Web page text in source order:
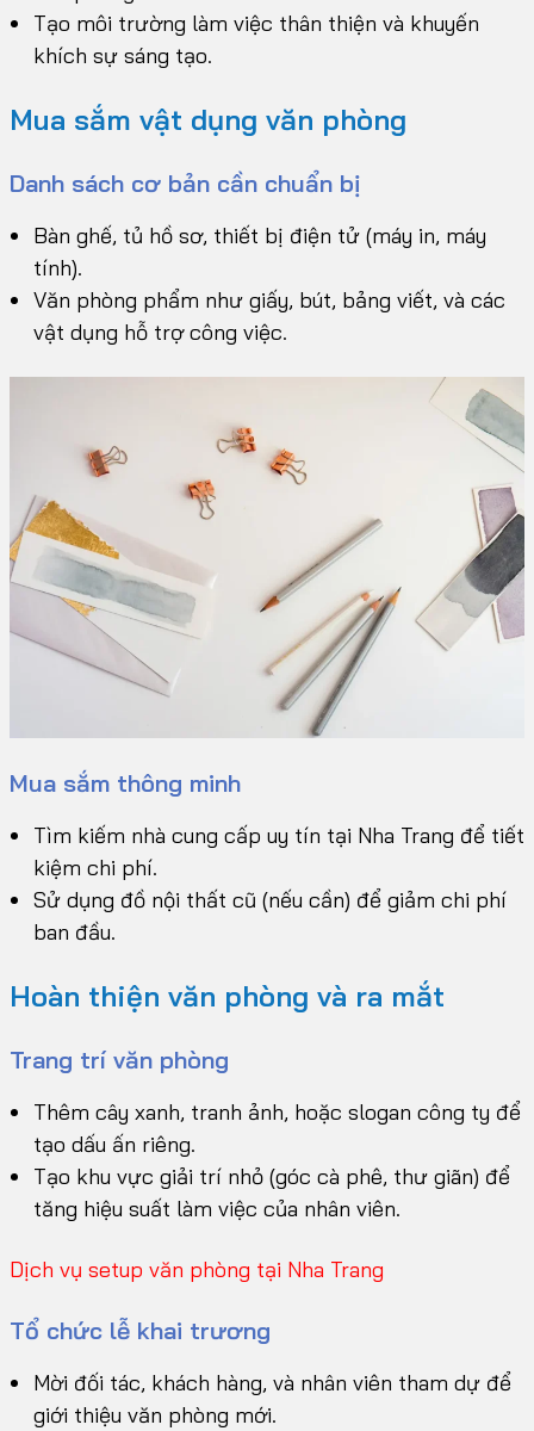
Tạo môi trường làm việc thân thiện và khuyến
khích sự sáng tạo.
Mua sắm vật dụng văn phòng
Danh sách cơ bản cần chuẩn bị
Bàn ghế, tủ hồ sơ, thiết bị điện tử (máy in, máy
tính).
Văn phòng phẩm như giấy, bút, bảng viết, và các
vật dụng hỗ trợ công việc.
Mua sắm thông minh
Tìm kiếm nhà cung cấp uy tín tại Nha Trang để tiết
kiệm chi phí.
Sử dụng đồ nội thất cũ (nếu cần) để giảm chi phí
ban đầu.
Hoàn thiện văn phòng và ra mắt
Trang trí văn phòng
Thêm cây xanh, tranh ảnh, hoặc slogan công ty để
tạo dấu ấn riêng.
Tạo khu vực giải trí nhỏ (góc cà phê, thư giãn) để
tăng hiệu suất làm việc của nhân viên.
Dịch vụ setup văn phòng tại Nha Trang
Tổ chức lễ khai trương
Mời đối tác, khách hàng, và nhân viên tham dự để
giới thiệu văn phòng mới.